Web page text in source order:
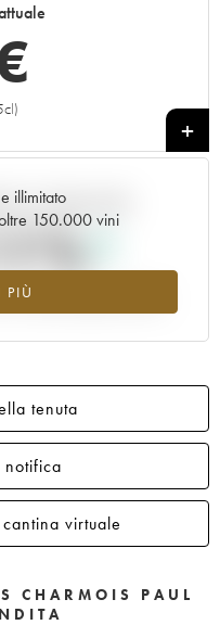
+
illimitato
150.000 vini
PIÙ
in tempo reale
nel 2026 rispetto al 2025
tenuta
notifica
virtuale
CHARMOIS PAUL